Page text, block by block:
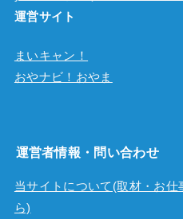
運営サイト
まいキャン！
おやナビ！おやま
運営者情報・問い合わせ
当サイトについて(取材・お
ら)